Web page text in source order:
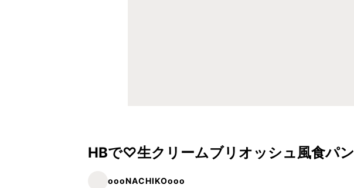
HBで♡生クリームブリオッシュ風食パン
oooNACHIKOooo